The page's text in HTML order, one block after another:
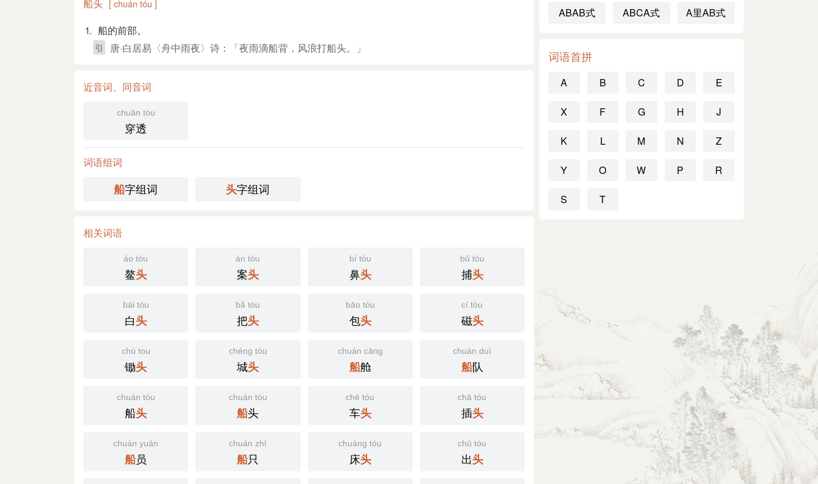
船头 [ chuán tóu ]
⒈ 船的前部。
引 唐·白居易〈舟中雨夜〉诗：「夜雨滴船背，风浪打船头。」
近音词、同音词
chuān tòu
穿透
词语组词
船字组词 头字组词
相关词语
áo tóu
鳌头
àn tóu
案头
bí tóu
鼻头
bǔ tóu
捕头
bái tóu
白头
bǎ tóu
把头
bāo tóu
包头
cí tóu
磁头
chú tou
锄头
chéng tóu
城头
chuán cāng
船舱
chuán duì
船队
chuán tóu
船头
chuán tóu
船头
chē tóu
车头
chā tóu
插头
chuán yuán
船员
chuán zhī
船只
chuáng tóu
床头
chū tóu
出头
ABAB式 ABCA式 A里AB式
词语首拼
A B C D E
X F G H J
K L M N Z
Y O W P R
S T